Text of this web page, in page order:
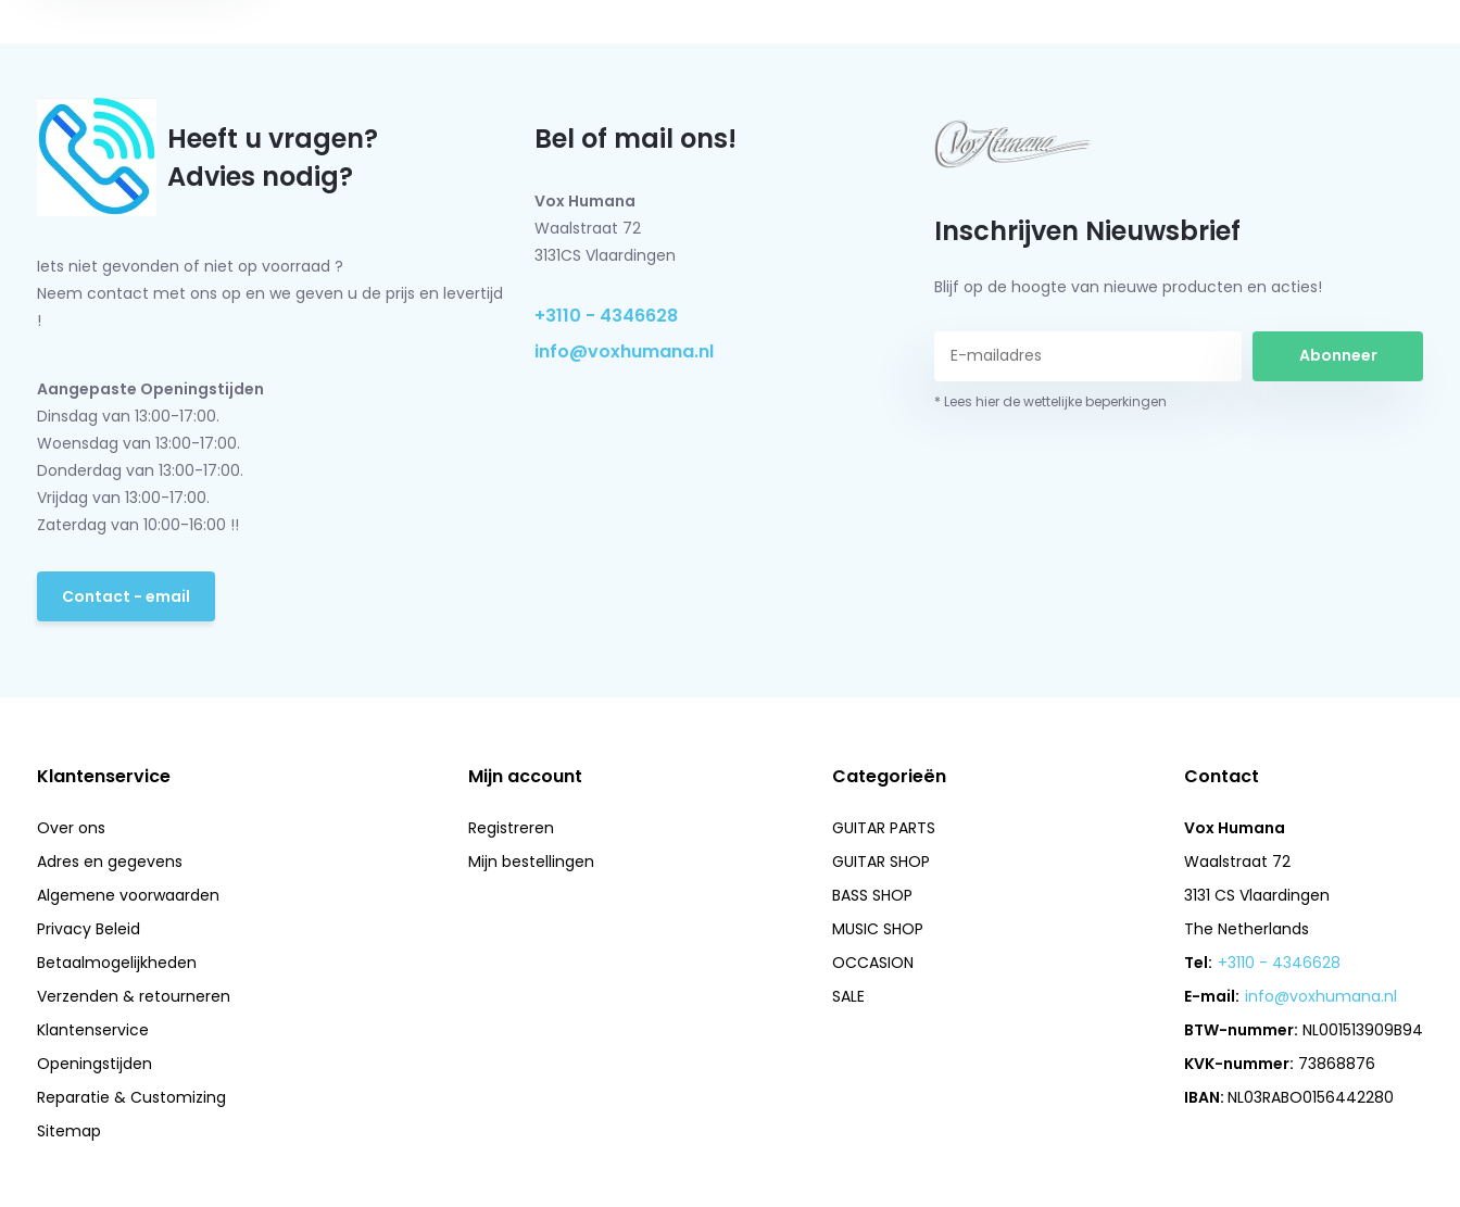
Heeft u vragen?
Advies nodig?
Iets niet gevonden of niet op voorraad ?
Neem contact met ons op en we geven u de prijs en levertijd
!
Aangepaste Openingstijden
Dinsdag van 13:00-17:00.
Woensdag van 13:00-17:00.
Donderdag van 13:00-17:00.
Vrijdag van 13:00-17:00.
Zaterdag van 10:00-16:00 !!
Contact - email
Bel of mail ons!
Vox Humana
Waalstraat 72
3131CS Vlaardingen
+3110 - 4346628
info@voxhumana.nl
Inschrijven Nieuwsbrief
Blijf op de hoogte van nieuwe producten en acties!
Abonneer
* Lees hier de wettelijke beperkingen
Klantenservice
Over ons
Adres en gegevens
Algemene voorwaarden
Privacy Beleid
Betaalmogelijkheden
Verzenden & retourneren
Klantenservice
Openingstijden
Reparatie & Customizing
Sitemap
Mijn account
Registreren
Mijn bestellingen
Categorieën
GUITAR PARTS
GUITAR SHOP
BASS SHOP
MUSIC SHOP
OCCASION
SALE
Contact
Vox Humana
Waalstraat 72
3131 CS Vlaardingen
The Netherlands
Tel: +3110 - 4346628
E-mail: info@voxhumana.nl
BTW-nummer: NL001513909B94
KVK-nummer: 73868876
IBAN:NL03RABO0156442280